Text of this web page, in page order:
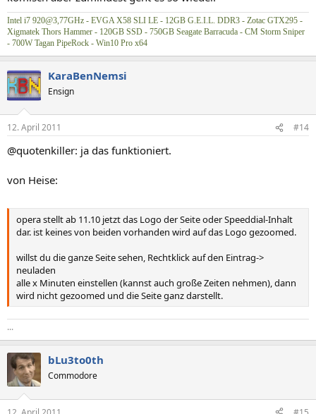
Intel i7 920@3,77GHz - EVGA X58 SLI LE - 12GB G.E.I.L. DDR3 - Zotac GTX295 -
Xigmatek Thors Hammer - 120GB SSD - 750GB Seagate Barracuda - CM Storm Sniper
- 700W Tagan PipeRock - Win10 Pro x64
KaraBenNemsi
Ensign
12. April 2011 #14
@quotenkiller: ja das funktioniert.
von Heise:
opera stellt ab 11.10 jetzt das Logo der Seite oder Speeddial-Inhalt
dar. ist keines von beiden vorhanden wird auf das Logo gezoomed.
willst du die ganze Seite sehen, Rechtklick auf den Eintrag->
neuladen
alle x Minuten einstellen (kannst auch große Zeiten nehmen), dann
wird nicht gezoomed und die Seite ganz darstellt.
...
bLu3to0th
Commodore